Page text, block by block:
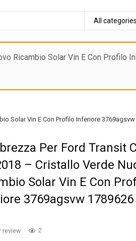
All categories
Ricambio Solar Vin E Con Profilo
Solar Vin E Con Profilo Inferiore
Per Ford Transit
– Cristallo Verde
Solar Vin E Con
3769agsvw 1789626
review 2